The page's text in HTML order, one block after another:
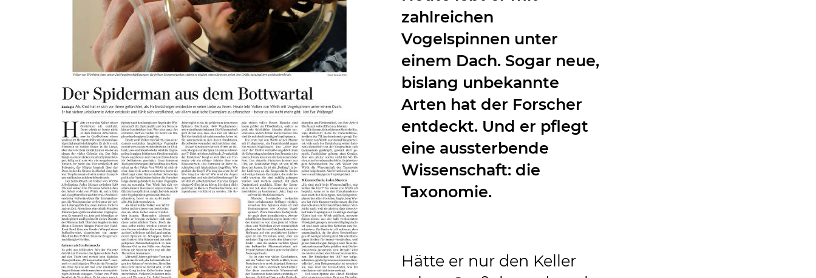
zahlreichen
Vogelspinnen unter
einem Dach. Sogar neue,
bislang unbekannte
Arten hat der Forscher
entdeckt. Und er pflegt
eine aussterbende
Wissenschaft: die
Taxonomie.
Hätte er nur den Keller